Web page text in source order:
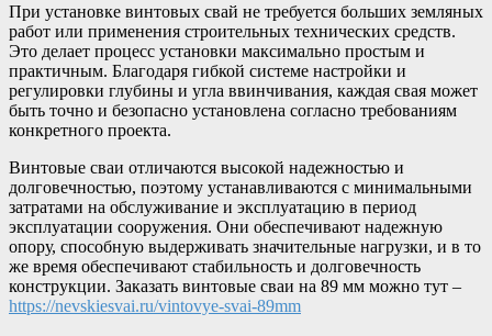
При установке винтовых свай не требуется больших земляных
работ или применения строительных технических средств.
Это делает процесс установки максимально простым и
практичным. Благодаря гибкой системе настройки и
регулировки глубины и угла ввинчивания, каждая свая может
быть точно и безопасно установлена согласно требованиям
конкретного проекта.
Винтовые сваи отличаются высокой надежностью и
долговечностью, поэтому устанавливаются с минимальными
затратами на обслуживание и эксплуатацию в период
эксплуатации сооружения. Они обеспечивают надежную
опору, способную выдерживать значительные нагрузки, и в то
же время обеспечивают стабильность и долговечность
конструкции. Заказать винтовые сваи на 89 мм можно тут –
https://nevskiesvai.ru/vintovye-svai-89mm